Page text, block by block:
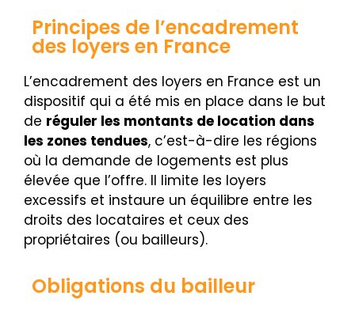
Principes de l’encadrement
des loyers en France
L’encadrement des loyers en France est un
dispositif qui a été mis en place dans le but
de réguler les montants de location dans
les zones tendues, c’est-à-dire les régions
où la demande de logements est plus
élevée que l’offre. Il limite les loyers
excessifs et instaure un équilibre entre les
droits des locataires et ceux des
propriétaires (ou bailleurs).
Obligations du bailleur